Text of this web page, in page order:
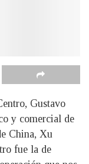
Gustavo
y comercial de
China, Xu
fue la de